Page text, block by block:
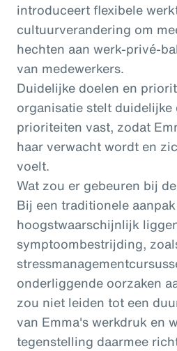
introduceert flexibele
cultuurverandering om
hechten aan werk-privé-
van medewerkers.
Duidelijke doelen en
organisatie stelt duidelijke
prioriteiten vast, zodat
haar verwacht wordt en
voelt.
Wat zou er gebeuren bij
Bij een traditionele
hoogstwaarschijnlijk
symptoombestrijding,
onderliggende oorzaken
zou niet leiden tot een
van Emma's werkdruk en
tegenstelling daarmee